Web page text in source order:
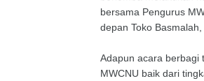
bersama Pengurus
depan Toko
Adapun acara berbagi
MWCNU baik dari